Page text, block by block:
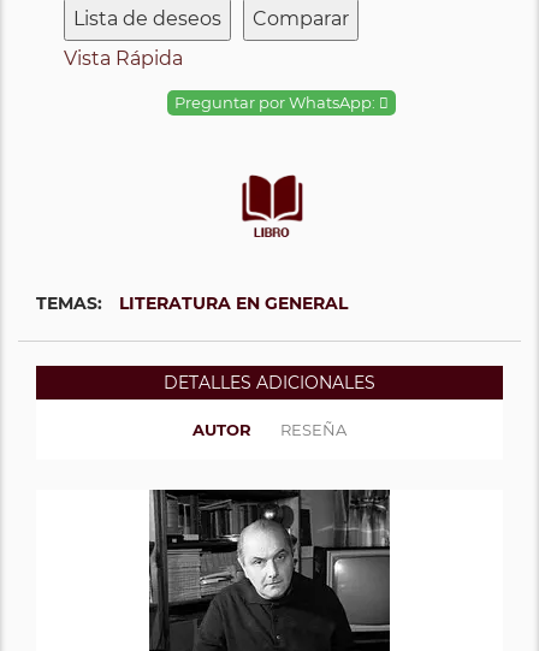
Lista de deseos
Comparar
Vista Rápida
Preguntar por WhatsApp:
TEMAS: LITERATURA EN GENERAL
DETALLES ADICIONALES
AUTOR RESEÑA